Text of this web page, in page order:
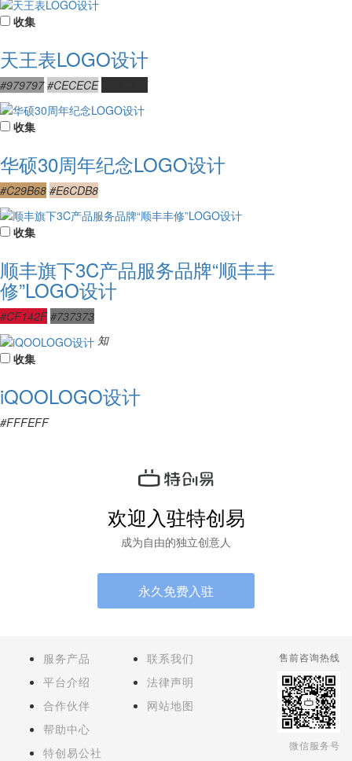
收集
天王表LOGO设计
#979797 #CECECE
收集
华硕30周年纪念LOGO设计
#C29B68 #E6CDB8
收集
顺丰旗下3C产品服务品牌“顺丰丰
修”LOGO设计
#CF142F #737373
知
收集
iQOOLOGO设计
#FFFEFF
欢迎入驻特创易
成为自由的独立创意人
永久免费入驻
服务产品
平台介绍
合作伙伴
帮助中心
特创易公社
联系我们
法律声明
网站地图
售前咨询热线
微信服务号